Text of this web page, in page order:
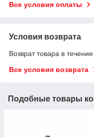
Все условия оплаты
Условия возврата
Возврат товара в
Все условия возврата
Подобные товары